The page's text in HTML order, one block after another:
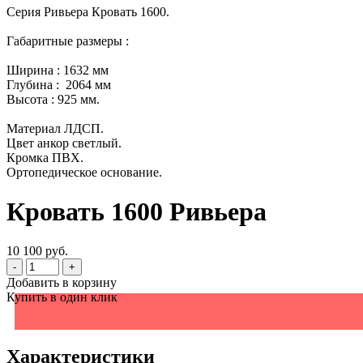
Серия Ривьера Кровать 1600.
Габаритные размеры :
Ширина : 1632 мм
Глубина : 2064 мм
Высота : 925 мм.
Материал ЛДСП.
Цвет анкор светлый.
Кромка ПВХ.
Ортопедическое основание.
Кровать 1600 Ривьера
10 100 руб.
- +
Добавить в корзину
Купить в один клик
Характеристики